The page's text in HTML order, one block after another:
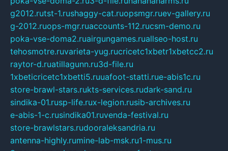
g2012.rutst-1.rushaggy-cat.ruopsmgr.ruev-gallery.ru
g-2012.ruops-mgr.ruaccounts-112.rucsm-demo.ru
poka-vse-doma2.ruairgungames.ruallseo-host.ru
tehosmotre.ruvarieta-yug.rucricetc1xbetr1xbetcc2.ru
raytor-d.ruatillagunn.ru3d-file.ru
1xbeticricetc1xbetti5.ruuafoot-statti.rue-abis1c.ru
store-brawl-stars.rukts-services.rudark-sand.ru
sindika-01.rusp-life.rux-legion.rusib-archives.ru
e-abis-1-c.rusindika01.ruvenda-festival.ru
store-brawlstars.rudooraleksandria.ru
antenna-highly.rumine-lab-msk.ru1-mus.ru